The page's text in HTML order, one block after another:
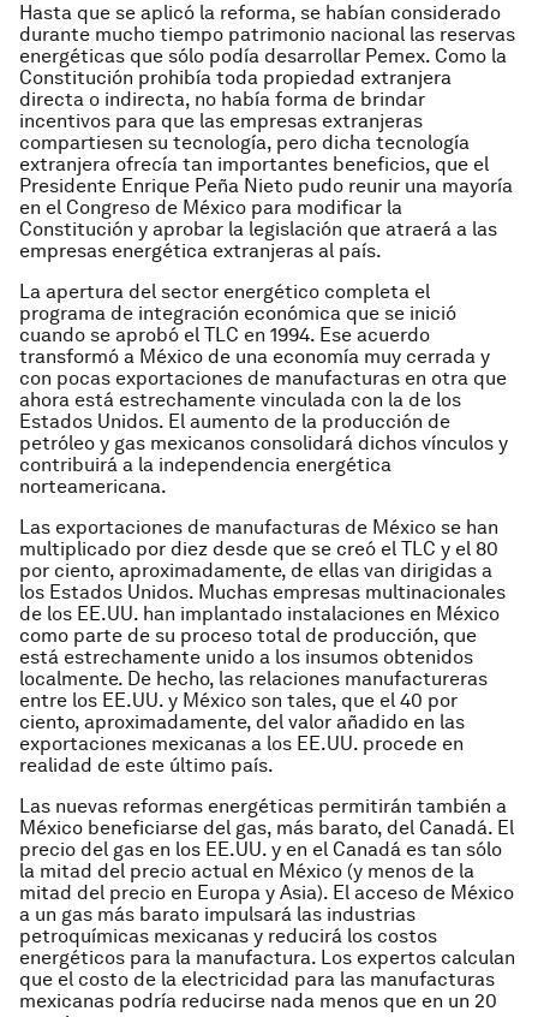
Hasta que se aplicó la reforma, se habían considerado
durante mucho tiempo patrimonio nacional las reservas
energéticas que sólo podía desarrollar Pemex. Como la
Constitución prohibía toda propiedad extranjera
directa o indirecta, no había forma de brindar
incentivos para que las empresas extranjeras
compartiesen su tecnología, pero dicha tecnología
extranjera ofrecía tan importantes beneficios, que el
Presidente Enrique Peña Nieto pudo reunir una mayoría
en el Congreso de México para modificar la
Constitución y aprobar la legislación que atraerá a las
empresas energética extranjeras al país.
La apertura del sector energético completa el
programa de integración económica que se inició
cuando se aprobó el TLC en 1994. Ese acuerdo
transformó a México de una economía muy cerrada y
con pocas exportaciones de manufacturas en otra que
ahora está estrechamente vinculada con la de los
Estados Unidos. El aumento de la producción de
petróleo y gas mexicanos consolidará dichos vínculos y
contribuirá a la independencia energética
norteamericana.
Las exportaciones de manufacturas de México se han
multiplicado por diez desde que se creó el TLC y el 80
por ciento, aproximadamente, de ellas van dirigidas a
los Estados Unidos. Muchas empresas multinacionales
de los EE.UU. han implantado instalaciones en México
como parte de su proceso total de producción, que
está estrechamente unido a los insumos obtenidos
localmente. De hecho, las relaciones manufactureras
entre los EE.UU. y México son tales, que el 40 por
ciento, aproximadamente, del valor añadido en las
exportaciones mexicanas a los EE.UU. procede en
realidad de este último país.
Las nuevas reformas energéticas permitirán también a
México beneficiarse del gas, más barato, del Canadá. El
precio del gas en los EE.UU. y en el Canadá es tan sólo
la mitad del precio actual en México (y menos de la
mitad del precio en Europa y Asia). El acceso de México
a un gas más barato impulsará las industrias
petroquímicas mexicanas y reducirá los costos
energéticos para la manufactura. Los expertos calculan
que el costo de la electricidad para las manufacturas
mexicanas podría reducirse nada menos que en un 20